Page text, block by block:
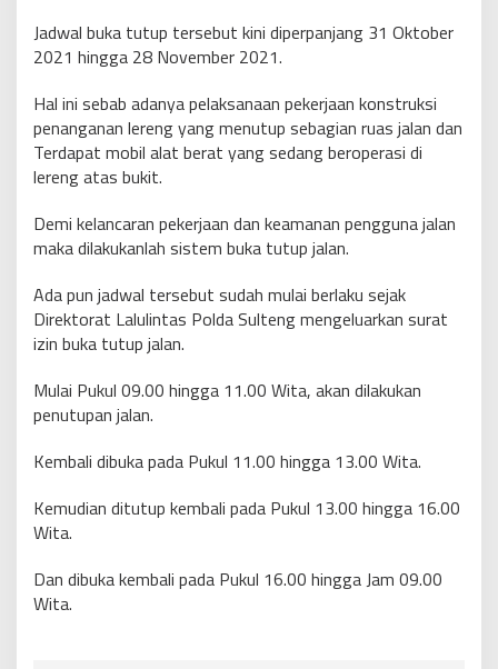
Jadwal buka tutup tersebut kini diperpanjang 31 Oktober
2021 hingga 28 November 2021.
Hal ini sebab adanya pelaksanaan pekerjaan konstruksi
penanganan lereng yang menutup sebagian ruas jalan dan
Terdapat mobil alat berat yang sedang beroperasi di
lereng atas bukit.
Demi kelancaran pekerjaan dan keamanan pengguna jalan
maka dilakukanlah sistem buka tutup jalan.
Ada pun jadwal tersebut sudah mulai berlaku sejak
Direktorat Lalulintas Polda Sulteng mengeluarkan surat
izin buka tutup jalan.
Mulai Pukul 09.00 hingga 11.00 Wita, akan dilakukan
penutupan jalan.
Kembali dibuka pada Pukul 11.00 hingga 13.00 Wita.
Kemudian ditutup kembali pada Pukul 13.00 hingga 16.00
Wita.
Dan dibuka kembali pada Pukul 16.00 hingga Jam 09.00
Wita.